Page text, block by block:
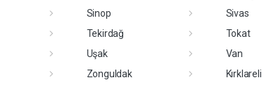
Sinop
Sivas
Tekirdağ
Tokat
Uşak
Van
Zonguldak
Kırklareli